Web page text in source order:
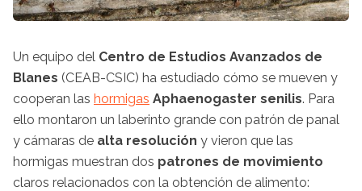
Un equipo del Centro de Estudios Avanzados de
Blanes (CEAB-CSIC) ha estudiado cómo se mueven y
cooperan las hormigas Aphaenogaster senilis. Para
ello montaron un laberinto grande con patrón de panal
y cámaras de alta resolución y vieron que las
hormigas muestran dos patrones de movimiento
claros relacionados con la obtención de alimento: